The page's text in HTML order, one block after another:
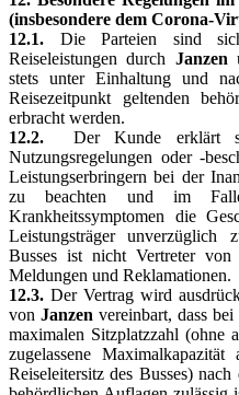
(insbesondere dem Corona-
12.1. Die Parteien sind
Reiseleistungen durch Janzen
stets unter Einhaltung und
Reisezeitpunkt geltenden
erbracht werden.
12.2.
Der Kunde erklärt
Nutzungsregelungen oder -
Leistungserbringern bei der
zu beachten und im
Krankheitssymptomen die
Leistungsträger unverzüglich
Busses ist nicht Vertreter
Meldungen und Reklamationen.
12.3. Der Vertrag wird
von Janzen vereinbart, dass
maximalen Sitzplatzzahl (ohne
zugelassene
Reiseleitersitz des Busses)